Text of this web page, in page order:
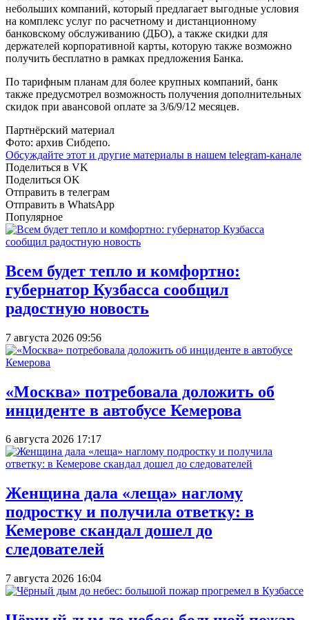
небольших компаний, который предлагает выгодные условия
на комплекс услуг по расчетному и дистанционному
банковскому обслуживанию (ДБО), а также скидки для
держателей корпоративной карты, которую также возможно
получить бесплатно в рамках предложения Банка.
По тарифным планам для более крупных компаний, банк
также предусмотрел возможность получения дополнительных
скидок при авансовой оплате за 3/6/9/12 месяцев.
Партнёрский материал
Фото: архив Сибдепо.
Обсуждайте этот и другие материалы в нашем telegram-канале
Поделиться в VK
Поделиться OK
Отправить в телеграм
Отправить в WhatsApp
Популярное
Всем будет тепло и комфортно:
губернатор Кузбасса сообщил
радостную новость
7 августа 2026 09:56
«Москва» потребовала доложить об
инциденте в автобусе Кемерова
6 августа 2026 17:17
Женщина дала «леща» наглому
подростку и получила ответку: в
Кемерове скандал дошел до
следователей
7 августа 2026 16:04